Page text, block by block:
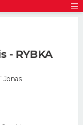
- RYBKA
Jonas